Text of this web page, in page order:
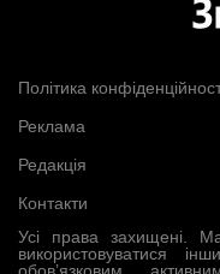
Усі права захищені.
використовуватися
Політика
Реклама
Редакція
Контакти